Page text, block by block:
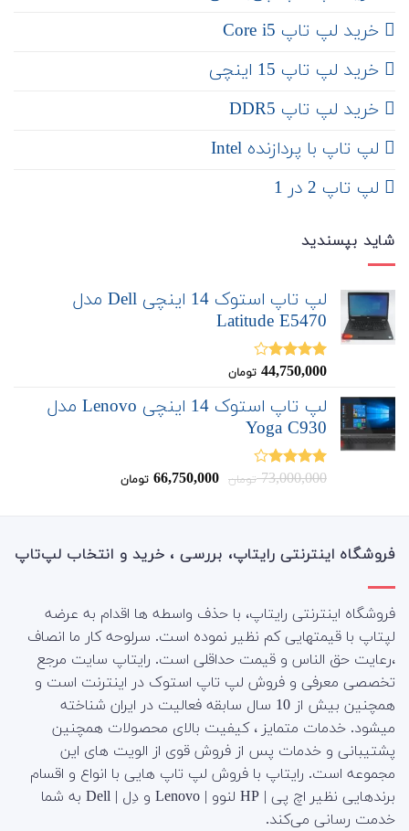
خرید لپ تاپ Core i5
‌‌ خرید لپ تاپ 15 اینچی
خرید لپ تاپ DDR5
لپ تاپ با پردازنده Intel
لپ تاپ 2 در 1
شاید بپسندید
لپ تاپ استوک 14 اینچی Dell مدل
Latitude E5470
نمره
44,750,000 تومان
لپ تاپ استوک 14 اینچی Lenovo مدل
Yoga C930
نمره
73,000,000 تومان
قیمت
بود.
66,750,000 تومانقیمت
فروشگاه اینترنتی رایتاپ، بررسی ، خرید و انتخاب لپ‌تاپ
فروشگاه اینترنتی رایتاپ، با حذف واسطه ها اقدام به عرضه
لپتاپ با قیمتهایی کم نظیر نموده است. سرلوحه کار ما انصاف
،رعایت حق الناس و قیمت حداقلی است. رایتاپ سایت مرجع
تخصصی معرفی و فروش لپ تاپ استوک در اینترنت است و
همچنین بیش از 10 سال سابقه فعالیت در ایران شناخته
میشود. خدمات متمایز ، کیفیت بالای محصولات همچنین
پشتیبانی و خدمات پس از فروش قوی از الویت های این
مجموعه است. رایتاپ با فروش لپ تاپ هایی با انواع و اقسام
برندهایی نظیر اچ پی | HP لنوو | Lenovo و دِل | Dell به شما
خدمت رسانی می‌کند.